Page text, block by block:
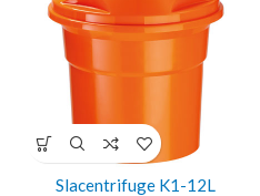
Slacentrifuge K1-12L